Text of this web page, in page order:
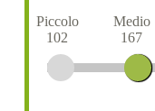
Piccolo
102
Medio
167